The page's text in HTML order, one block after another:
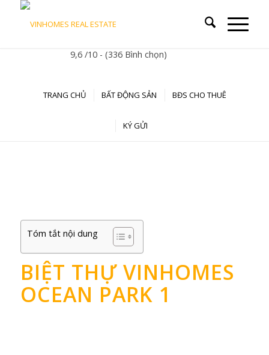
9,6 /10 - (336 Bình chọn)
TRANG CHỦ BẤT ĐỘNG SẢN BĐS CHO THUÊ
KÝ GỬI
Tóm tắt nội dung
BIỆT THỰ VINHOMES
OCEAN PARK 1